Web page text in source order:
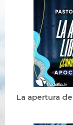
La apertura